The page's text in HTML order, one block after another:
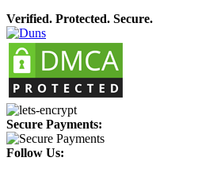
Verified. Protected. Secure.
Secure Payments:
Follow Us: